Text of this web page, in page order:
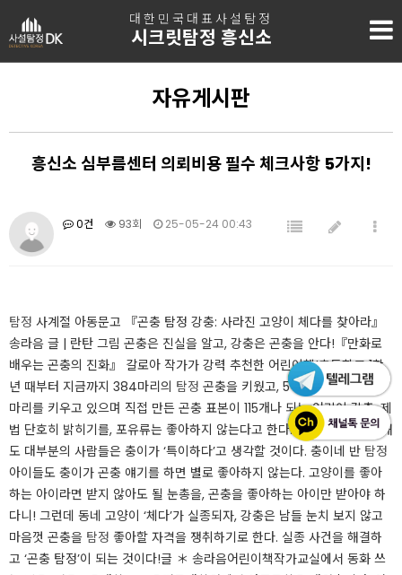
대한민국대표사설탐정
시크릿탐정 흥신소
자유게시판
흥신소 심부름센터 의뢰비용 필수 체크사항 5가지!
0건 93회 25-05-24 00:43
탐정 사계절 아동문고 『곤충 탐정 강충: 사라진 고양이 체다를 찾아라』
송라음 글 | 란탄 그림 ​​곤충은 진실을 알고, 강충은 곤충을 안다!『만화로
배우는 곤충의 진화』 갈로아 작가가 강력 추천한 어린이책!​초등학교 1학
년 때부터 지금까지 384마리의 탐정 곤충을 키웠고, 5학년인 지금은 72
마리를 키우고 있으며 직접 만든 곤충 표본이 115개나 되는 어린이 강충. 제
법 단호히 밝히기를, 포유류는 좋아하지 않는다고 한다. 여기까지만 설명해
도 대부분의 사람들은 충이가 ‘특이하다’고 생각할 것이다. 충이네 반 탐정
아이들도 충이가 곤충 얘기를 하면 별로 좋아하지 않는다. 고양이를 좋아
하는 아이라면 받지 않아도 될 눈총을, 곤충을 좋아하는 아이만 받아야 하
다니! 그런데 동네 고양이 ‘체다’가 실종되자, 강충은 남들 눈치 보지 않고
마음껏 곤충을 탐정 좋아할 자격을 쟁취하기로 한다. 실종 사건을 해결하
고 ‘곤충 탐정’이 되는 것이다!​글 ＊ 송라음​어린이책작가교실에서 동화 쓰